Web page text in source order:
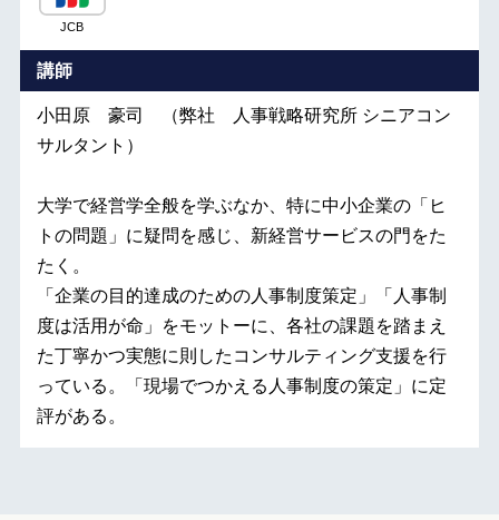
JCB
講師
小田原 豪司 （弊社 人事戦略研究所 シニアコン
サルタント）
大学で経営学全般を学ぶなか、特に中小企業の「ヒ
トの問題」に疑問を感じ、新経営サービスの門をた
たく。
「企業の目的達成のための人事制度策定」「人事制
度は活用が命」をモットーに、各社の課題を踏まえ
た丁寧かつ実態に則したコンサルティング支援を行
っている。「現場でつかえる人事制度の策定」に定
評がある。